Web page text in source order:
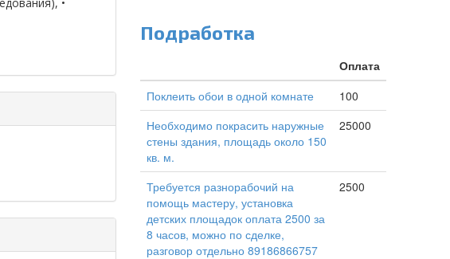
Подработка
Оплата
Поклеить обои в одной комнате
100
Необходимо покрасить наружные
стены здания, площадь около 150
кв. м.
25000
Требуется разнорабочий на
помощь мастеру, установка
детских площадок оплата 2500 за
8 часов, можно по сделке,
разговор отдельно 89186866757
2500